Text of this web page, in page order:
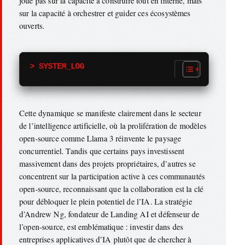
sur la capacité à orchestrer et guider ces écosystèmes
ouverts.
> SYSTEM_LOG
Cette dynamique se manifeste clairement dans le secteur
de l’intelligence artificielle, où la prolifération de modèles
open-source comme Llama 3 réinvente le paysage
concurrentiel. Tandis que certains pays investissent
massivement dans des projets propriétaires, d’autres se
concentrent sur la participation active à ces communautés
open-source, reconnaissant que la collaboration est la clé
pour débloquer le plein potentiel de l’IA. La stratégie
d’Andrew Ng, fondateur de Landing AI et défenseur de
l’open-source, est emblématique : investir dans des
entreprises applicatives d’IA plutôt que de chercher à